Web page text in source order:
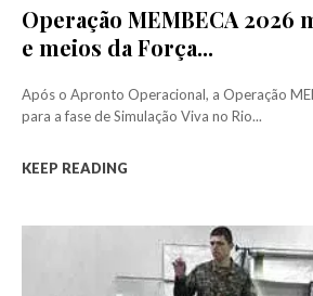
Operação MEMBECA 2026
e meios da Força...
Após o Apronto Operacional, a Operação
para a fase de Simulação Viva no Rio...
KEEP READING